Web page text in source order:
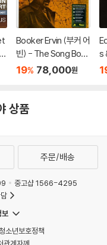
Booker Ervin (부커 어
빈) - The Song Boo
k [LP]
19% 78,000원
s
(
상품
주문/배송
중고샵 1566-4295
청소년보호정책